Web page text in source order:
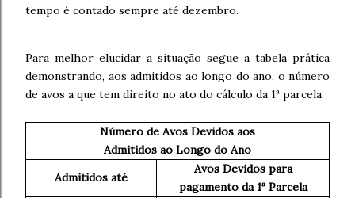
tempo é contado sempre até dezembro.
Para melhor elucidar a situação segue a tabela prática
demonstrando, aos admitidos ao longo do ano, o número
de avos a que tem direito no ato do cálculo da 1ª parcela.
Número de Avos Devidos aos
Admitidos ao Longo do Ano
Admitidos até
Avos Devidos para
pagamento da 1ª Parcela